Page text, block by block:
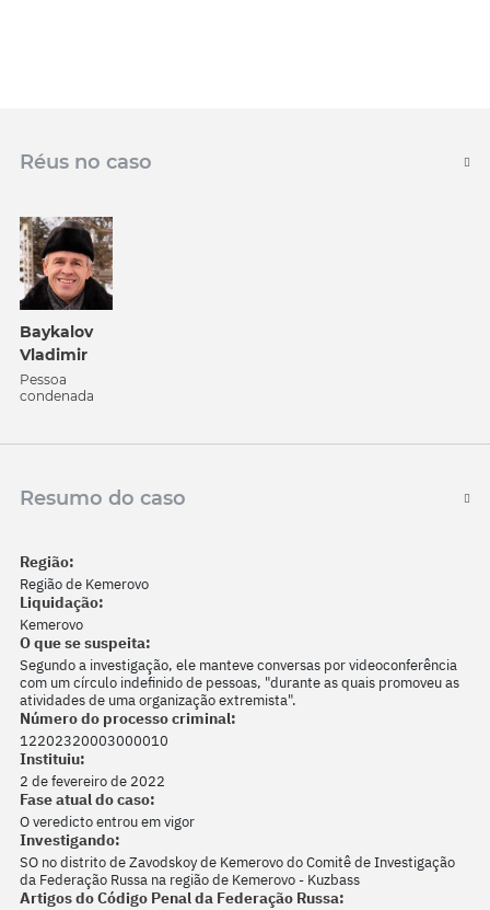
Réus no caso
Baykalov
Vladimir
Pessoa
condenada
Resumo do caso
Região:
Região de Kemerovo
Liquidação:
Kemerovo
O que se suspeita:
Segundo a investigação, ele manteve conversas por videoconferência
com um círculo indefinido de pessoas, "durante as quais promoveu as
atividades de uma organização extremista".
Número do processo criminal:
12202320003000010
Instituiu:
2 de fevereiro de 2022
Fase atual do caso:
O veredicto entrou em vigor
Investigando:
SO no distrito de Zavodskoy de Kemerovo do Comitê de Investigação
da Federação Russa na região de Kemerovo - Kuzbass
Artigos do Código Penal da Federação Russa: